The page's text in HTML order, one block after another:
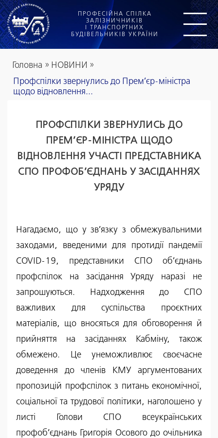
ПРОФЕСІЙНА СПІЛКА
ЗАЛІЗНИЧНИКІВ
І ТРАНСПОРТНИХ
БУДІВЕЛЬНИКІВ УКРАЇНИ
Головна » НОВИНИ »
Профспілки звернулись до Прем’єр-міністра
щодо відновлення...
ПРОФСПІЛКИ ЗВЕРНУЛИСЬ ДО
ПРЕМ’ЄР-МІНІСТРА ЩОДО
ВІДНОВЛЕННЯ УЧАСТІ ПРЕДСТАВНИКА
СПО ПРОФОБ’ЄДНАНЬ У ЗАСІДАННЯХ
УРЯДУ
Нагадаємо, що у зв’язку з обмежувальними
заходами, введеними для протидії пандемії
COVID-19, представники СПО об’єднань
профспілок на засідання Уряду наразі не
запрошуються. Надходження до СПО
важливих для суспільства проєктних
матеріалів, що вносяться для обговорення й
прийняття на засіданнях Кабміну, також
обмежено. Це унеможливлює своєчасне
доведення до членів КМУ аргументованих
пропозицій профспілок з питань економічної,
соціальної та трудової політики, наголошено у
листі Голови СПО всеукраїнських
профоб’єднань Григорія Осового до очільника